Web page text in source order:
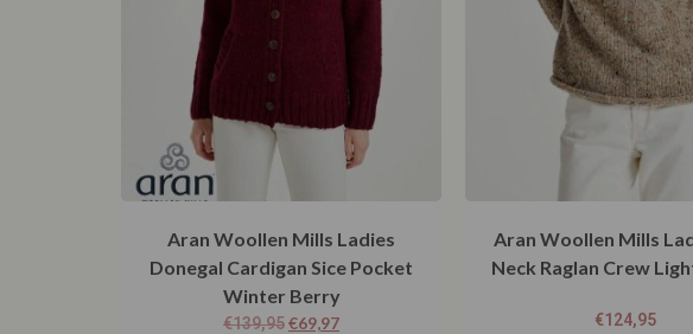
Aran Woollen Mills Ladies
Donegal Cardigan Sice Pocket
Winter Berry
€139,95€69,97
Aran Woollen Mills
Neck Raglan Crew
€124,95